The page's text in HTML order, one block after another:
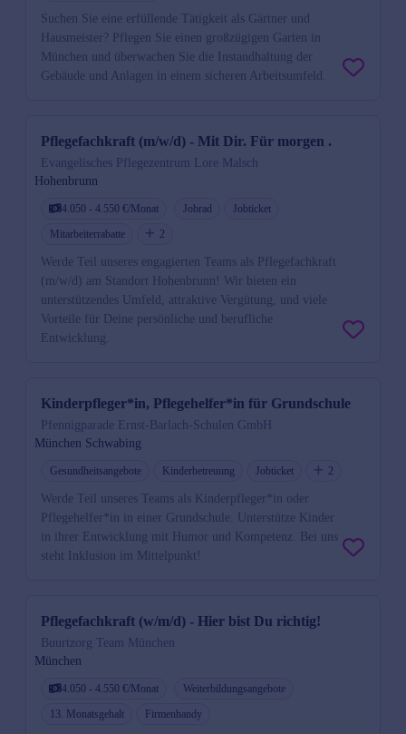
Suchen Sie eine erfüllende Tätigkeit als Gärtner und
Hausmeister? Pflegen Sie einen großzügigen Garten in
München und überwachen Sie die Instandhaltung der
Gebäude und Anlagen in einem sicheren Arbeitsumfeld.
Pflegefachkraft (m/w/d) - Mit Dir. Für morgen .
Evangelisches Pflegezentrum Lore Malsch
Hohenbrunn
4.050 - 4.550 €/Monat Jobrad
Jobticket
Mitarbeiterrabatte
2
Werde Teil unseres engagierten Teams als Pflegefachkraft
(m/w/d) am Standort Hohenbrunn! Wir bieten ein
unterstützendes Umfeld, attraktive Vergütung, und viele
Vorteile für Deine persönliche und berufliche
Entwicklung.
Kinderpfleger*in, Pflegehelfer*in für Grundschule
Pfennigparade Ernst-Barlach-Schulen GmbH
München Schwabing
Gesundheitsangebote Kinderbetreuung Jobticket 2
Werde Teil unseres Teams als Kinderpfleger*in oder
Pflegehelfer*in in einer Grundschule. Unterstütze Kinder
in ihrer Entwicklung mit Humor und Kompetenz. Bei uns
steht Inklusion im Mittelpunkt!
Pflegefachkraft (w/m/d) - Hier bist Du richtig!
Buurtzorg Team München
München
4.050 - 4.550 €/Monat
Weiterbildungsangebote
13. Monatsgehalt
Firmenhandy